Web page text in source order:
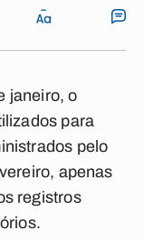
janeiro, o
para
pelo
apenas
registros